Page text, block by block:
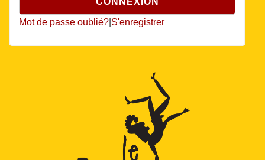
Mot de passe oublié? S'enregistrer